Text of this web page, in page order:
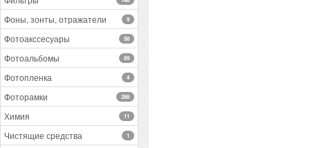
Фоны, зонты, отражатели 9
Фотоакссесуары 58
Фотоальбомы 69
Фотопленка 4
Фоторамки 288
Химия 11
Чистящие средства 1